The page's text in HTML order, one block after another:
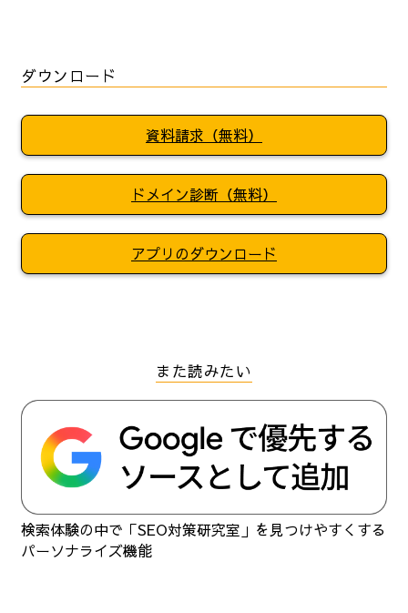
ダウンロード
資料請求（無料）
ドメイン診断（無料）
アプリのダウンロード
また読みたい
検索体験の中で「SEO対策研究室」を見つけやすくする
パーソナライズ機能